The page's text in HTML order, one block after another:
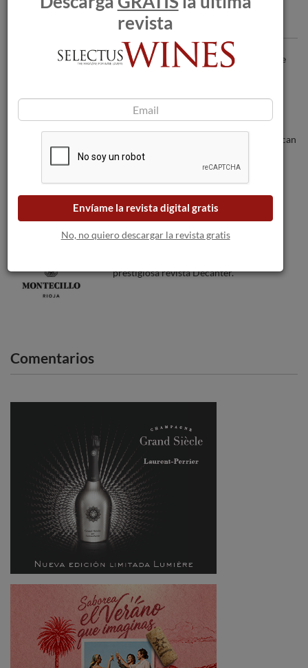
Articulos recomendados
Moët lanza Platinum Jubilee Champagne
bodegas a medida que las llamas se acercan
a Burdeos.
recibe la primavera en la Costa Brava
prestigiosa revista Decanter.
Comentarios
revista
Envíame la revista digital gratis
No, no quiero descargar la revista gratis